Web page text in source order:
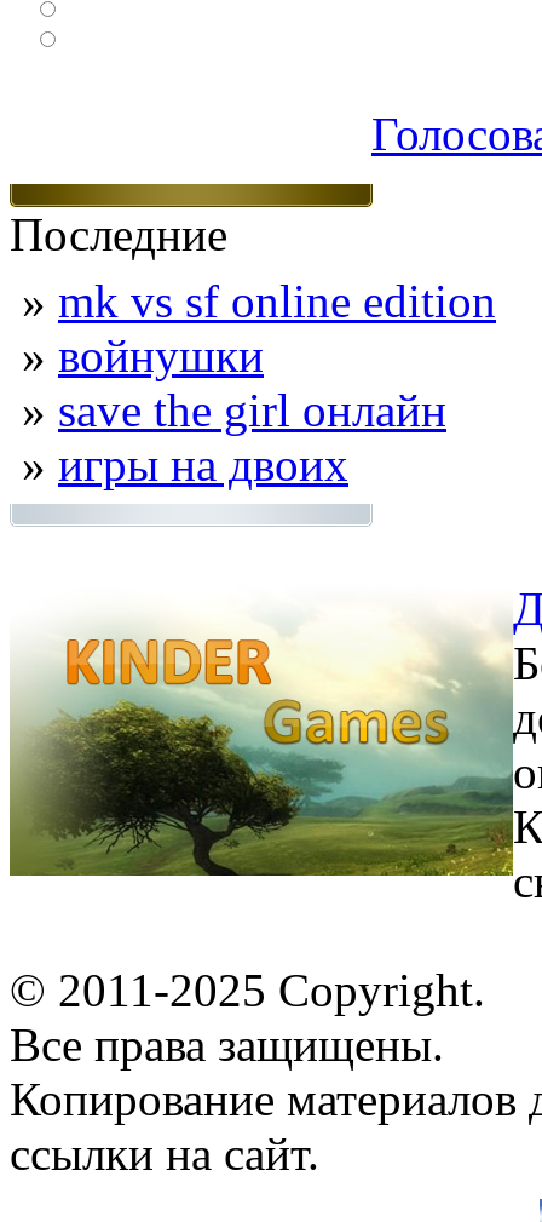
Последние
» mk vs sf online edition
» войнушки
» save the girl онлайн
» игры на двоих
© 2011-2025 Copyright.
Все права защищены.
Копирование материалов
ссылки на сайт.